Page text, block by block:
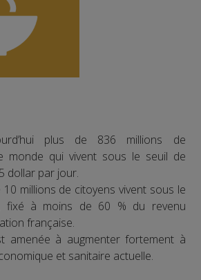
plus de 836 millions de
monde qui vivent sous le seuil de
dollar par jour.
millions de citoyens vivent sous le
fixé à moins de 60 % du revenu
française.
amenée à augmenter fortement à
et sanitaire actuelle.